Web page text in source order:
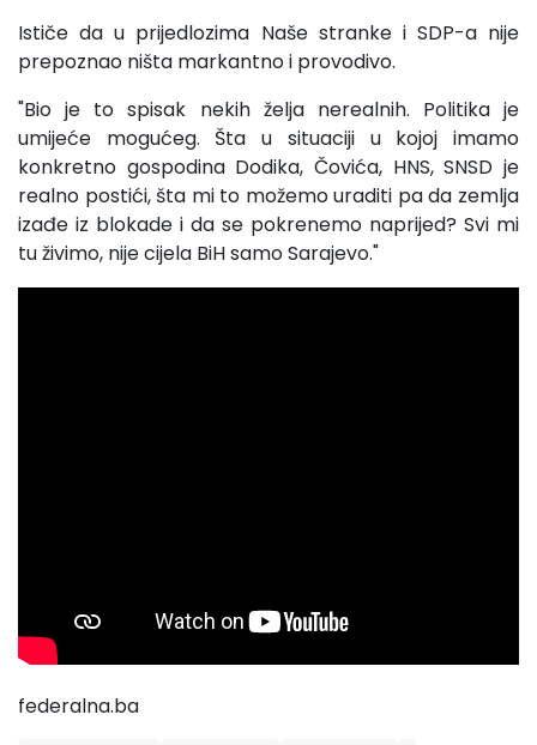
Ističe da u prijedlozima Naše stranke i SDP-a nije
prepoznao ništa markantno i provodivo.
"Bio je to spisak nekih želja nerealnih. Politika je
umijeće mogućeg. Šta u situaciji u kojoj imamo
konkretno gospodina Dodika, Čovića, HNS, SNSD je
realno postići, šta mi to možemo uraditi pa da zemlja
izađe iz blokade i da se pokrenemo naprijed? Svi mi
tu živimo, nije cijela BiH samo Sarajevo."
federalna.ba